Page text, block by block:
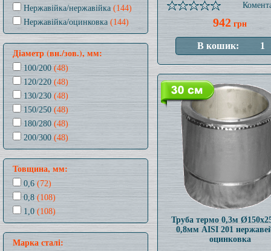
Нержавійка/нержавійка (144)
Нержавійка/оцинковка (144)
Діаметр (вн./зов.), мм:
100/200 (48)
120/220 (48)
130/230(48)
150/250 (48)
180/280 (48)
200/300 (48)
Товщина, мм:
0,6 (72)
0,8 (108)
1,0 (108)
Марка сталі:
942 грн
Труба термо 0,3м
0,8мм AISI 201
оцинковка